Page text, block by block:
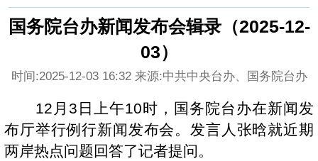
国务院台办新闻发布会辑录（2025-12-
03）
时间:2025-12-03 16:32 来源:中共中央台办、国务院台办
12月3日上午10时，国务院台办在新闻发
布厅举行例行新闻发布会。发言人张晗就近期
两岸热点问题回答了记者提问。